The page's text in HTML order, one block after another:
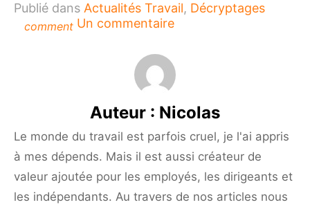
Publié dans Actualités Travail, Décryptages
comment Un commentairesur
collaborateurs,
cela
par
l’alimentation
!
Auteur : Nicolas
Le monde du travail est parfois cruel, je l'ai appris
à mes dépends. Mais il est aussi créateur de
valeur ajoutée pour les employés, les dirigeants et
les indépendants. Au travers de nos articles nous